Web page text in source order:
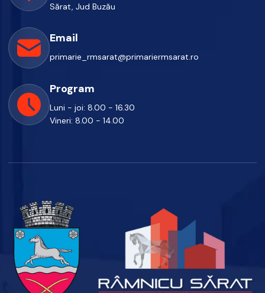
Sărat, Jud Buzău
Email
primarie_rmsarat@primariermsarat.ro
Program
Luni - joi: 8.00 - 16.30
Vineri: 8.00 - 14.00